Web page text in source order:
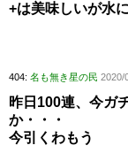
+は美味しいが水
404: 名も無き星の民 2020/
昨日100連、今ガ
か・・・
今引くわもう